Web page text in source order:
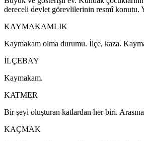
dereceli devlet görevlilerinin resmî konutu.
KAYMAKAMLIK
Kaymakam olma durumu. İlçe, kaza.
İLÇEBAY
Kaymakam.
KATMER
Bir şeyi oluşturan katlardan her biri.
KAÇMAK